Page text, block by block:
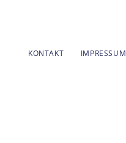
KONTAKT IMPRESSUM